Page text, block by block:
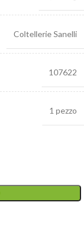
Coltellerie Sanelli
107622
1 pezzo